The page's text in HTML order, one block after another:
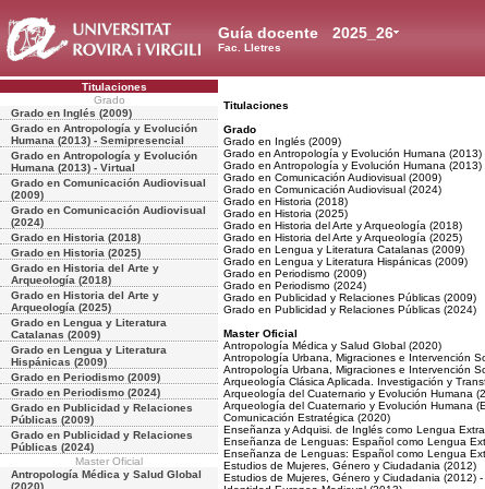
2025_26
Guía docente
Fac. Lletres
Titulaciones
Grado
Grado en Inglés (2009)
Grado en Antropología y Evolución
Humana (2013) - Semipresencial
Grado en Antropología y Evolución
Humana (2013) - Virtual
Grado en Comunicación Audiovisual
(2009)
Grado en Comunicación Audiovisual
(2024)
Grado en Historia (2018)
Grado en Historia (2025)
Grado en Historia del Arte y
Arqueología (2018)
Grado en Historia del Arte y
Arqueología (2025)
Grado en Lengua y Literatura
Catalanas (2009)
Grado en Lengua y Literatura
Hispánicas (2009)
Grado en Periodismo (2009)
Grado en Periodismo (2024)
Grado en Publicidad y Relaciones
Públicas (2009)
Grado en Publicidad y Relaciones
Públicas (2024)
Master Oficial
Antropología Médica y Salud Global
(2020)
Titulaciones
Grado
Grado en Inglés (2009)
Grado en Antropología y Evolución Humana (2013)
Grado en Antropología y Evolución Humana (2013)
Grado en Comunicación Audiovisual (2009)
Grado en Comunicación Audiovisual (2024)
Grado en Historia (2018)
Grado en Historia (2025)
Grado en Historia del Arte y Arqueología (2018)
Grado en Historia del Arte y Arqueología (2025)
Grado en Lengua y Literatura Catalanas (2009)
Grado en Lengua y Literatura Hispánicas (2009)
Grado en Periodismo (2009)
Grado en Periodismo (2024)
Grado en Publicidad y Relaciones Públicas (2009)
Grado en Publicidad y Relaciones Públicas (2024)
Master Oficial
Antropología Médica y Salud Global (2020)
Antropología Urbana, Migraciones e Intervención
Antropología Urbana, Migraciones e Intervención
Arqueología Clásica Aplicada. Investigación y
Arqueología del Cuaternario y Evolución Humana
Arqueología del Cuaternario y Evolución Humana
Comunicación Estratégica (2020)
Enseñanza y Adquisi. de Inglés como Lengua
Enseñanza de Lenguas: Español como Lengua
Enseñanza de Lenguas: Español como Lengua
Estudios de Mujeres, Género y Ciudadania (2012)
Estudios de Mujeres, Género y Ciudadania (2012) -